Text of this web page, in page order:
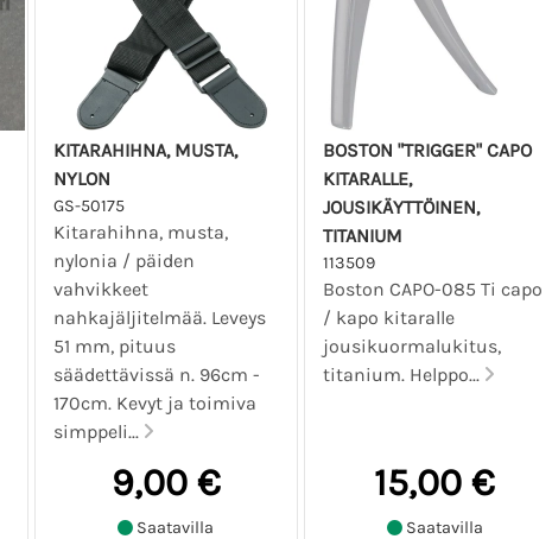
KITARAHIHNA, MUSTA,
NYLON
GS-50175
Kitarahihna, musta,
nylonia / päiden
vahvikkeet
nahkajäljitelmää. Leveys
51 mm, pituus
säädettävissä n. 96cm -
170cm. Kevyt ja toimiva
simppeli...
9,00 €
Saatavilla
BOSTON "TRIGGER" CAPO
KITARALLE,
JOUSIKÄYTTÖINEN,
TITANIUM
113509
Boston CAPO-085 Ti capo
/ kapo kitaralle
jousikuormalukitus,
titanium. Helppo...
15,00 €
Saatavilla